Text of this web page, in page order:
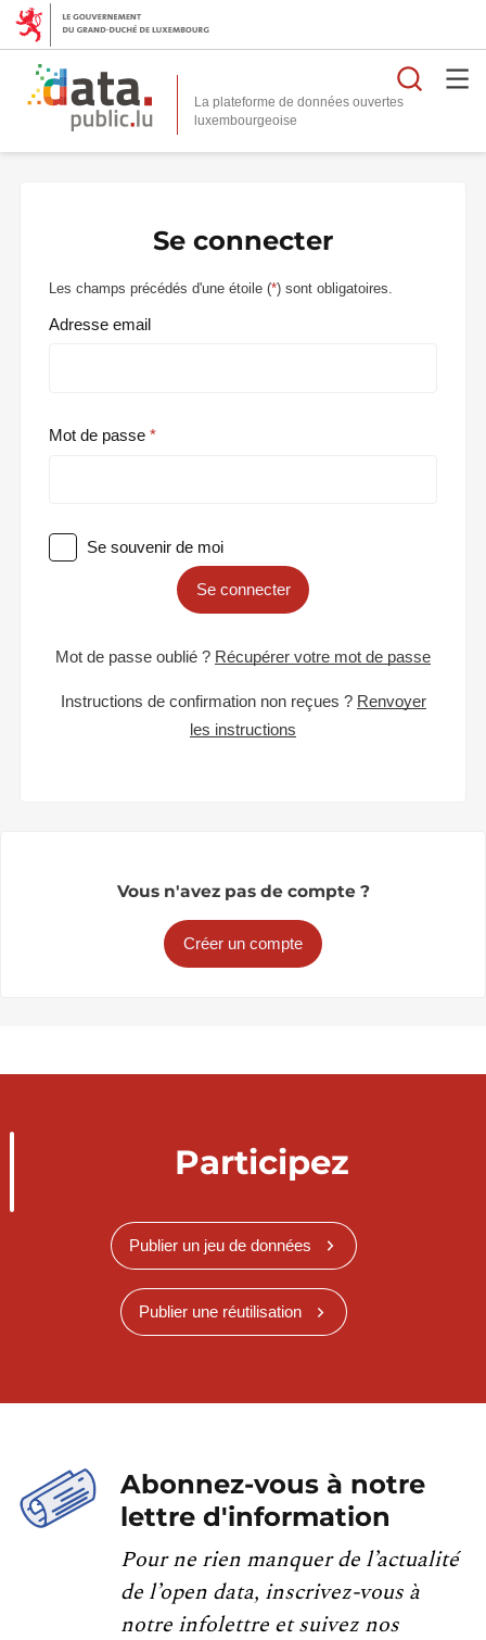
La plateforme de données ouvertes
Se connecter
Les champs précédés d'une étoile (*) sont obligatoires.
Adresse email
Mot de passe
Se souvenir de moi
Se connecter
Mot de passe oublié ? Récupérer votre mot de passe
Instructions de confirmation non reçues ? Renvoyer
les instructions
Vous n'avez pas de compte ?
Créer un compte
Participez
Publier un jeu de données
Publier une réutilisation
Abonnez-vous à notre
lettre d'information
Pour ne rien manquer de l’actualité
de l’open data, inscrivez-vous à
notre infolettre et suivez nos